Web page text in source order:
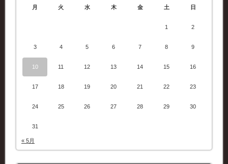
月 火 水 木 金 土 日
1 2
3 4 5 6 7 8 9
10 11 12 13 14 15 16
17 18 19 20 21 22 23
24 25 26 27 28 29 30
31
« 5月